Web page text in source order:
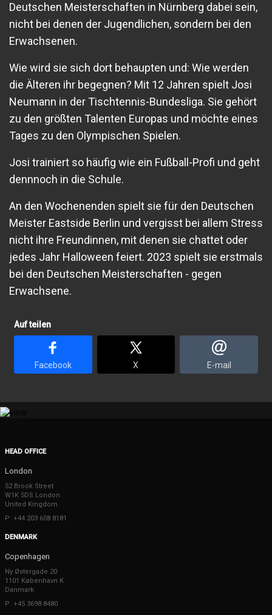
Deutschen Meisterschaften in Nürnberg dabei sein,
nicht bei denen der Jugendlichen, sondern bei den
Erwachsenen.
Wie wird sie sich dort behaupten und: Wie werden
die Älteren ihr begegnen? Mit 12 Jahren spielt Josi
Neumann in der Tischtennis-Bundesliga. Sie gehört
zu den größten Talenten Europas und möchte eines
Tages zu den Olympischen Spielen.
Josi trainiert so häufig wie ein Fußball-Profi und geht
dennnoch in die Schule.
An den Wochenenden spielt sie für den Deutschen
Meister Eastside Berlin und vergisst bei allem Stress
nicht ihre Freundinnen, mit denen sie chattet oder
jedes Jahr Halloween feiert. 2023 spielt sie erstmals
bei den Deutschen Meisterschaften - gegen
Erwachsene.
Auf teilen
Facebook X E-mail
HEAD OFFICE
London
52 Brook Street
W1K 5DS London
United Kingdom
P: +44 203 608 8181
DENMARK
Copenhagen
Ny Østergade 20
1101 København K
Danmark
P: +45 3698 8480